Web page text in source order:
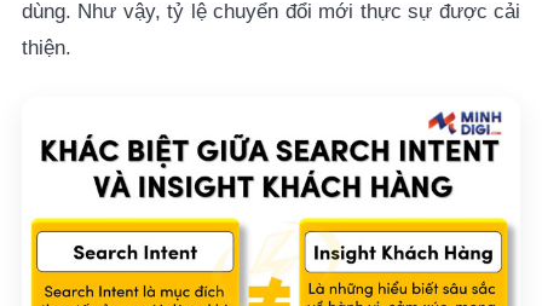
dùng. Như vậy, tỷ lệ chuyển đổi mới thực sự được cải
thiện.